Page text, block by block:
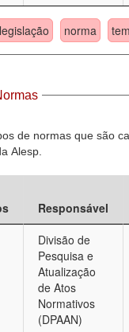
legislação norma
de normas que são
Alesp.
Responsável
Divisão de
Pesquisa e
Atualização
de Atos
Normativos
(DPAAN)